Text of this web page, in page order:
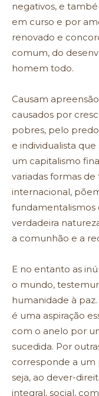
negativos, e
em curso e por
renovado e
comum, do
homem todo.
Causam
causados por
pobres, pelo
e individualista
um capitalismo
variadas formas
internacional,
fundamentalismos
verdadeira
a comunhão e a
E no entanto as
o mundo,
humanidade à
é uma aspiração
com o anelo por
sucedida. Por
corresponde a um
seja, ao dever-
integral, social,